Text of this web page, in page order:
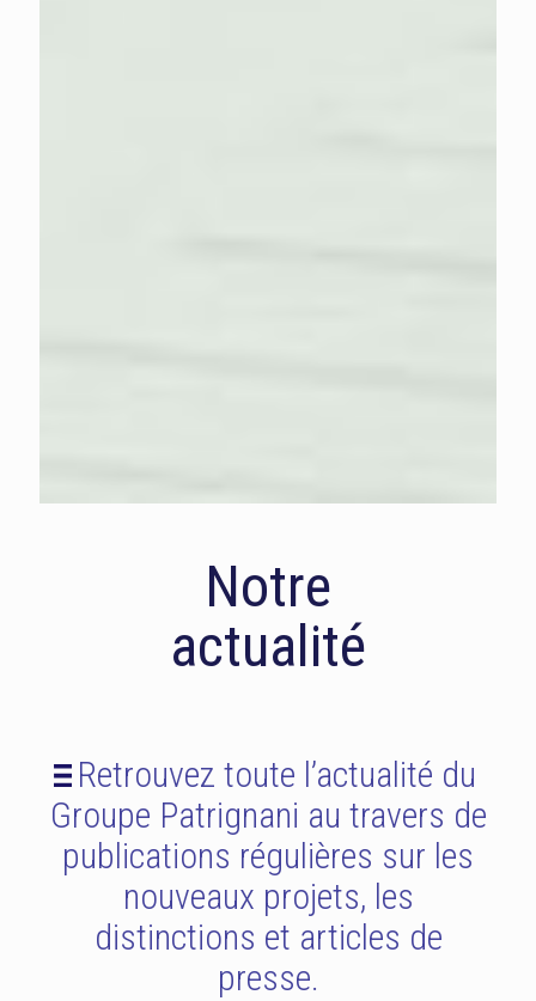
Notre
actualité
Retrouvez toute l’actualité du
Groupe Patrignani au travers de
publications régulières sur les
nouveaux projets, les
distinctions et articles de
presse.